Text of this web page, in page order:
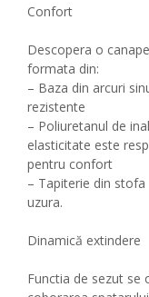
Confort
Descopera o
formata din:
– Baza din arcuri
rezistente
– Poliuretanul de
elasticitate este
pentru confort
– Tapiterie din
uzura.
Dinamică extindere
Functia de sezut se